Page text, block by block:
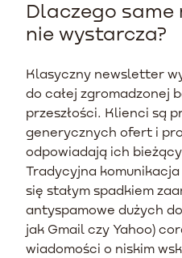
Dlaczego
nie wystarcza?
Klasyczny newsletter
do całej zgromadzonej
przeszłości. Klienci są
generycznych ofert i
odpowiadają ich
Tradycyjna
się stałym spadkiem
antyspamowe dużych
jak Gmail czy Yahoo)
wiadomości o niskim